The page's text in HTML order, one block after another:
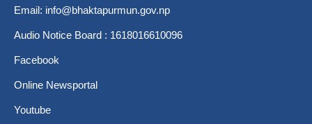
Email: info@bhaktapurmun.gov.np
Audio Notice Board : 1618016610096
Facebook
Online Newsportal
Youtube